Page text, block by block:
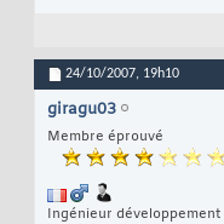
24/10/2007, 19h10
giragu03
Membre éprouvé
Ingénieur développement